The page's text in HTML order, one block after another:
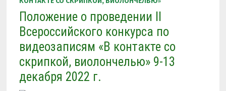
Положение о проведении II
Всероссийского конкурса по
видеозаписям «В контакте со
скрипкой, виолончелью» 9-13
декабря 2022 г.